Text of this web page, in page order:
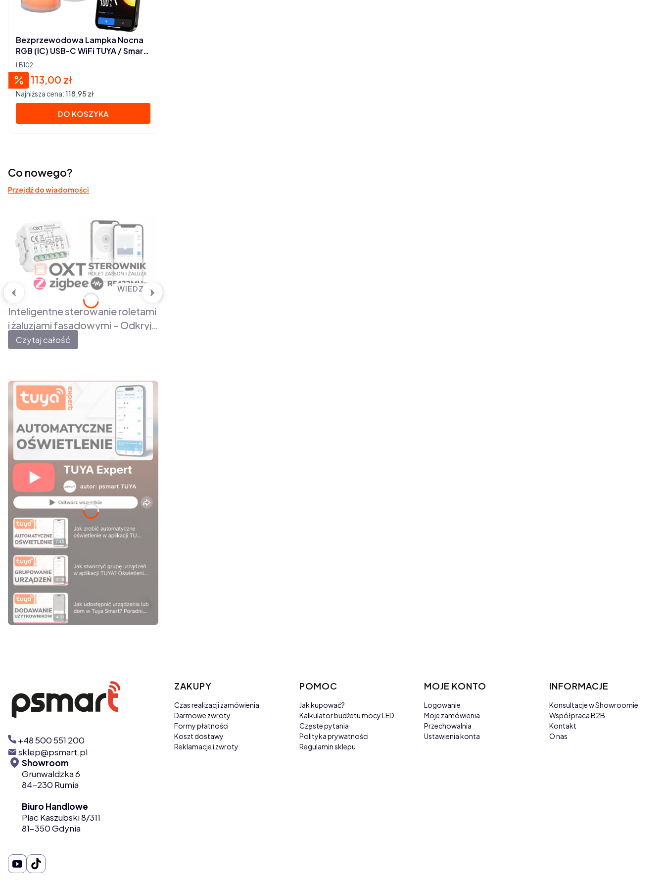
LB102
Bezprzewodowa Lampka Nocna
RGB (IC) USB-C WiFi TUYA / Smart
Life
Cena promocyjna
113,00 zł
Najniższa cena:118,95 zł
DO KOSZYKA
Co nowego?
Przejdź do wiadomości
WIEDZA
Inteligentne sterowanie roletami
i żaluzjami fasadowymi - Odkryj
możliwości modułów OXT z
regulacją kąta lameli, ZigBee
Czytaj całość
+48 500 551 200
sklep@psmart.pl
Showroom
Grunwaldzka 6
84-230 Rumia
Biuro Handlowe
Plac Kaszubski 8/311
81-350 Gdynia
Linki w stopce
ZAKUPY
Czas realizacji zamówienia
Darmowe zwroty
Formy płatności
Koszt dostawy
Reklamacje i zwroty
POMOC
Jak kupować?
Kalkulator budżetu mocy LED
Częste pytania
Polityka prywatności
Regulamin sklepu
MOJE KONTO
Logowanie
Moje zamówienia
Przechowalnia
Ustawienia konta
INFORMACJE
Konsultacje w Showroomie
Współpraca B2B
Kontakt
O nas